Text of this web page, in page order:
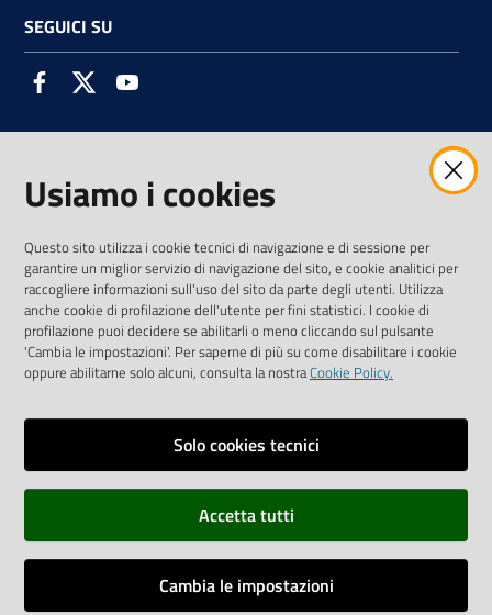
SEGUICI SU
FacebookTwitter
AMMINISTRAZIONE TRASPARENTE INTERCAM S.C.A.R.L.
Vai alla pagina
Media Policy
Mappa del sito
Dichiarazione di accessibilità
Usiamo i cookies
Questo sito utilizza i cookie tecnici di navigazione e di sessione per
garantire un miglior servizio di navigazione del sito, e cookie analitici per
raccogliere informazioni sull'uso del sito da parte degli utenti. Utilizza
anche cookie di profilazione dell'utente per fini statistici. I cookie di
profilazione puoi decidere se abilitarli o meno cliccando sul pulsante
'Cambia le impostazioni'. Per saperne di più su come disabilitare i cookie
oppure abilitarne solo alcuni, consulta la nostraCookie Policy.
Solo cookies tecnici
Accetta tutti
Cambia le impostazioni